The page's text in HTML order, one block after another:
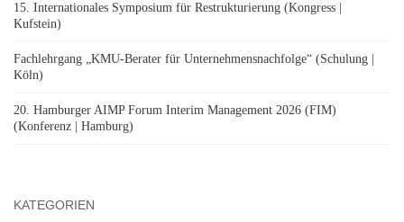
15. Internationales Symposium für Restrukturierung (Kongress |
Kufstein)
Fachlehrgang „KMU-Berater für Unternehmensnachfolge“ (Schulung |
Köln)
20. Hamburger AIMP Forum Interim Management 2026 (FIM)
(Konferenz | Hamburg)
KATEGORIEN